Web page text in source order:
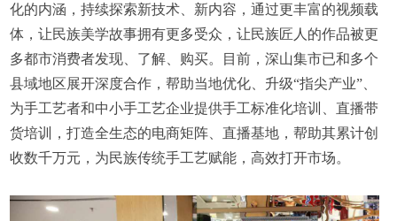
化的内涵，持续探索新技术、新内容，通过更丰富的视频载
体，让民族美学故事拥有更多受众，让民族匠人的作品被更
多都市消费者发现、了解、购买。目前，深山集市已和多个
县域地区展开深度合作，帮助当地优化、升级“指尖产业”、
为手工艺者和中小手工艺企业提供手工标准化培训、直播带
货培训，打造全生态的电商矩阵、直播基地，帮助其累计创
收数千万元，为民族传统手工艺赋能，高效打开市场。